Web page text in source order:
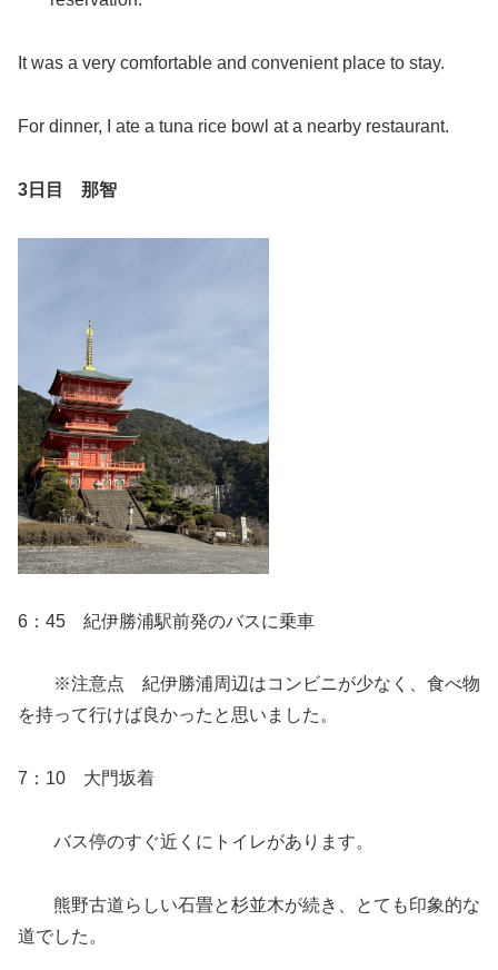
It was a very comfortable and convenient place to stay.
For dinner, I ate a tuna rice bowl at a nearby restaurant.
3 日目 那智
6：45 紀伊勝浦駅前発のバスに乗車
※注意点 紀伊勝浦周辺はコンビニが少なく、食べ物
を持って行けば良かったと思いました。
7：10 大門坂着
バス停のすぐ近くにトイレがあります。
熊野古道らしい石畳と杉並木が続き、とても印象的な
道でした。